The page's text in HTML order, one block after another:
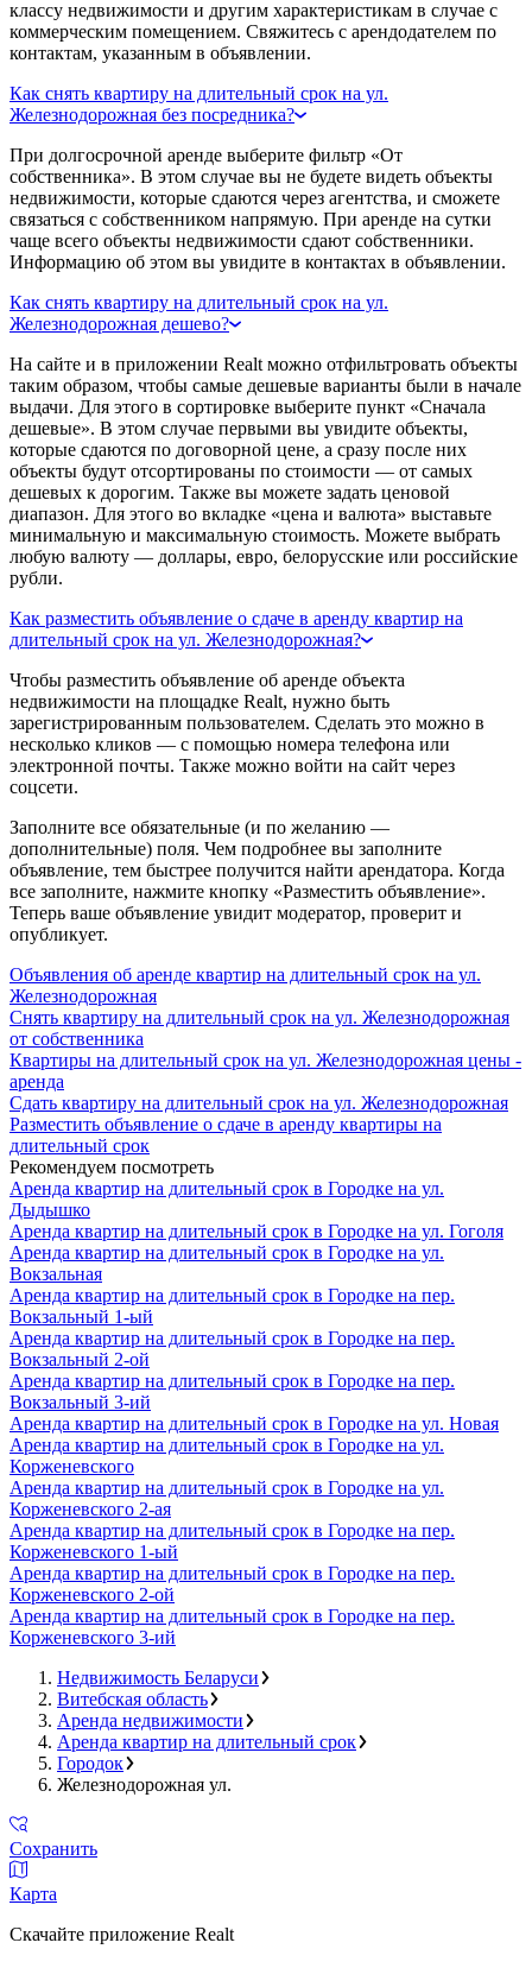
классу недвижимости и другим характеристикам в случае с
коммерческим помещением. Свяжитесь с арендодателем по
контактам, указанным в объявлении.
Как снять квартиру на длительный срок на ул.
Железнодорожная без посредника?
При долгосрочной аренде выберите фильтр «От
собственника». В этом случае вы не будете видеть объекты
недвижимости, которые сдаются через агентства, и сможете
связаться с собственником напрямую. При аренде на сутки
чаще всего объекты недвижимости сдают собственники.
Информацию об этом вы увидите в контактах в объявлении.
Как снять квартиру на длительный срок на ул.
Железнодорожная дешево?
На сайте и в приложении Realt можно отфильтровать объекты
таким образом, чтобы самые дешевые варианты были в начале
выдачи. Для этого в сортировке выберите пункт «Сначала
дешевые». В этом случае первыми вы увидите объекты,
которые сдаются по договорной цене, а сразу после них
объекты будут отсортированы по стоимости — от самых
дешевых к дорогим. Также вы можете задать ценовой
диапазон. Для этого во вкладке «цена и валюта» выставьте
минимальную и максимальную стоимость. Можете выбрать
любую валюту — доллары, евро, белорусские или российские
рубли.
Как разместить объявление о сдаче в аренду квартир на
длительный срок на ул. Железнодорожная?
Чтобы разместить объявление об аренде объекта
недвижимости на площадке Realt, нужно быть
зарегистрированным пользователем. Сделать это можно в
несколько кликов — с помощью номера телефона или
электронной почты. Также можно войти на сайт через
соцсети.
Заполните все обязательные (и по желанию —
дополнительные) поля. Чем подробнее вы заполните
объявление, тем быстрее получится найти арендатора. Когда
все заполните, нажмите кнопку «Разместить объявление».
Теперь ваше объявление увидит модератор, проверит и
опубликует.
Объявления об аренде квартир на длительный срок на ул.
Железнодорожная
Снять квартиру на длительный срок на ул. Железнодорожная
от собственника
Квартиры на длительный срок на ул. Железнодорожная цены -
аренда
Сдать квартиру на длительный срок на ул. Железнодорожная
Разместить объявление о сдаче в аренду квартиры на
длительный срок
Рекомендуем посмотреть
Аренда квартир на длительный срок в Городке на ул.
Дыдышко
Аренда квартир на длительный срок в Городке на ул. Гоголя
Аренда квартир на длительный срок в Городке на ул.
Вокзальная
Аренда квартир на длительный срок в Городке на пер.
Вокзальный 1-ый
Аренда квартир на длительный срок в Городке на пер.
Вокзальный 2-ой
Аренда квартир на длительный срок в Городке на пер.
Вокзальный 3-ий
Аренда квартир на длительный срок в Городке на ул. Новая
Аренда квартир на длительный срок в Городке на ул.
Корженевского
Аренда квартир на длительный срок в Городке на ул.
Корженевского 2-ая
Аренда квартир на длительный срок в Городке на пер.
Корженевского 1-ый
Аренда квартир на длительный срок в Городке на пер.
Корженевского 2-ой
Аренда квартир на длительный срок в Городке на пер.
Корженевского 3-ий
Недвижимость Беларуси
Витебская область
Аренда недвижимости
Аренда квартир на длительный срок
Городок
Железнодорожная ул.
Сохранить
Карта
Скачайте приложение Realt